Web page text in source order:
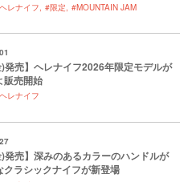
レナイフ #限定 #MOUNTAIN JAM
)発売】ヘレナイフ2026年限定モデルが
販売開始
レナイフ
)発売】深みのあるカラーのハンドルが
クラシックナイフが新登場